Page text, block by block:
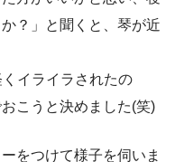
？」と聞くと、琴が近
イライラされたの
こうと決めました(笑)
をつけて様子を伺いま